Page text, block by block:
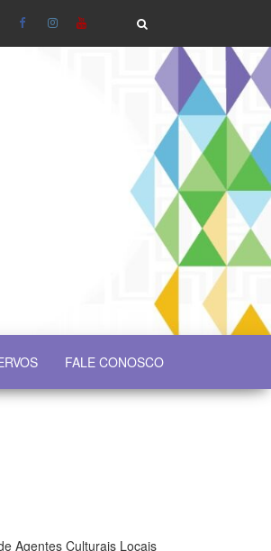
FALE CONOSCO
Agentes Culturais Locais